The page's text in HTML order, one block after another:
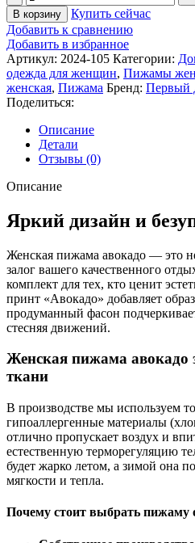
товара
Женская
пижама
Авокадо
В корзину
Купить сейчас
Добавить к сравнению
Добавить в избранное
Артикул: 2024-105 Категории:
одежда для женщин, Пижамы
женская, Пижама Бренд: Первый
Поделиться:
Описание
Детали
Отзывы (0)
Описание
Яркий дизайн и
Женская пижама авокадо — это
залог вашего качественного
комплект для тех, кто ценит
принт «Авокадо» добавляет
продуманный фасон
стесняя движений.
Женская пижама авокадо
ткани
В производстве мы используем
гипоаллергенные материалы
отлично пропускает воздух и
естественную терморегуляцию
будет жарко летом, а зимой она
мягкости и тепла.
Почему стоит выбрать